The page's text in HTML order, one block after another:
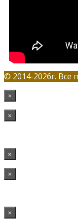
© 2014-2026г.
×
×
×
×
×